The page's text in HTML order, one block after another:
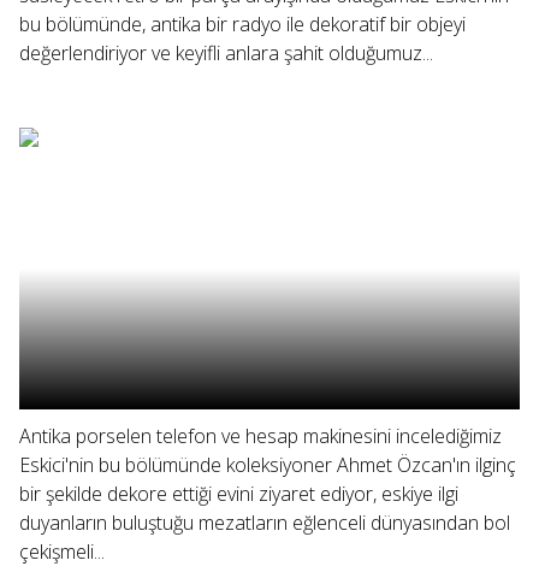
bu bölümünde, antika bir radyo ile dekoratif bir objeyi
değerlendiriyor ve keyifli anlara şahit olduğumuz...
Antika porselen telefon ve hesap makinesini incelediğimiz
Eskici'nin bu bölümünde koleksiyoner Ahmet Özcan'ın ilginç
bir şekilde dekore ettiği evini ziyaret ediyor, eskiye ilgi
duyanların buluştuğu mezatların eğlenceli dünyasından bol
çekişmeli...